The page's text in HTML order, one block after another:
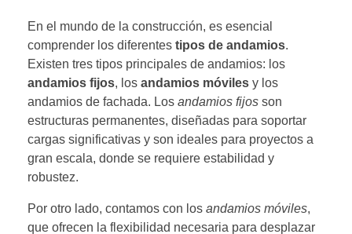
En el mundo de la construcción, es esencial
comprender los diferentes tipos de andamios.
Existen tres tipos principales de andamios: los
andamios fijos, los andamios móviles y los
andamios de fachada. Los andamios fijos son
estructuras permanentes, diseñadas para soportar
cargas significativas y son ideales para proyectos a
gran escala, donde se requiere estabilidad y
robustez.
Por otro lado, contamos con los andamios móviles,
que ofrecen la flexibilidad necesaria para desplazar